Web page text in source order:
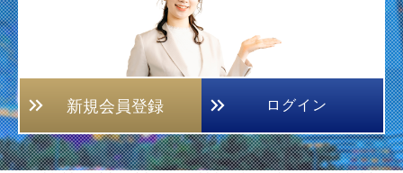
新規会員登録 ログイン